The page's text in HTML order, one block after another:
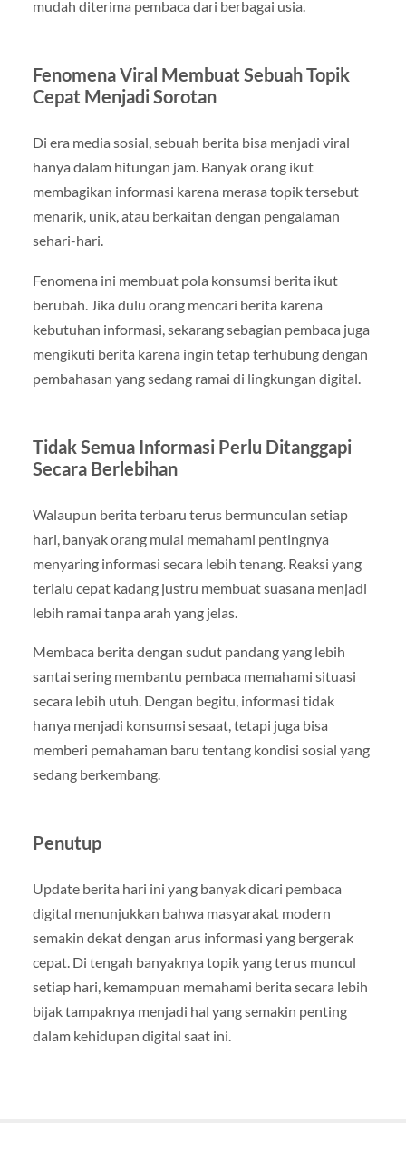
mudah diterima pembaca dari berbagai usia.
Fenomena Viral Membuat Sebuah Topik
Cepat Menjadi Sorotan
Di era media sosial, sebuah berita bisa menjadi viral
hanya dalam hitungan jam. Banyak orang ikut
membagikan informasi karena merasa topik tersebut
menarik, unik, atau berkaitan dengan pengalaman
sehari-hari.
Fenomena ini membuat pola konsumsi berita ikut
berubah. Jika dulu orang mencari berita karena
kebutuhan informasi, sekarang sebagian pembaca juga
mengikuti berita karena ingin tetap terhubung dengan
pembahasan yang sedang ramai di lingkungan digital.
Tidak Semua Informasi Perlu Ditanggapi
Secara Berlebihan
Walaupun berita terbaru terus bermunculan setiap
hari, banyak orang mulai memahami pentingnya
menyaring informasi secara lebih tenang. Reaksi yang
terlalu cepat kadang justru membuat suasana menjadi
lebih ramai tanpa arah yang jelas.
Membaca berita dengan sudut pandang yang lebih
santai sering membantu pembaca memahami situasi
secara lebih utuh. Dengan begitu, informasi tidak
hanya menjadi konsumsi sesaat, tetapi juga bisa
memberi pemahaman baru tentang kondisi sosial yang
sedang berkembang.
Penutup
Update berita hari ini yang banyak dicari pembaca
digital menunjukkan bahwa masyarakat modern
semakin dekat dengan arus informasi yang bergerak
cepat. Di tengah banyaknya topik yang terus muncul
setiap hari, kemampuan memahami berita secara lebih
bijak tampaknya menjadi hal yang semakin penting
dalam kehidupan digital saat ini.